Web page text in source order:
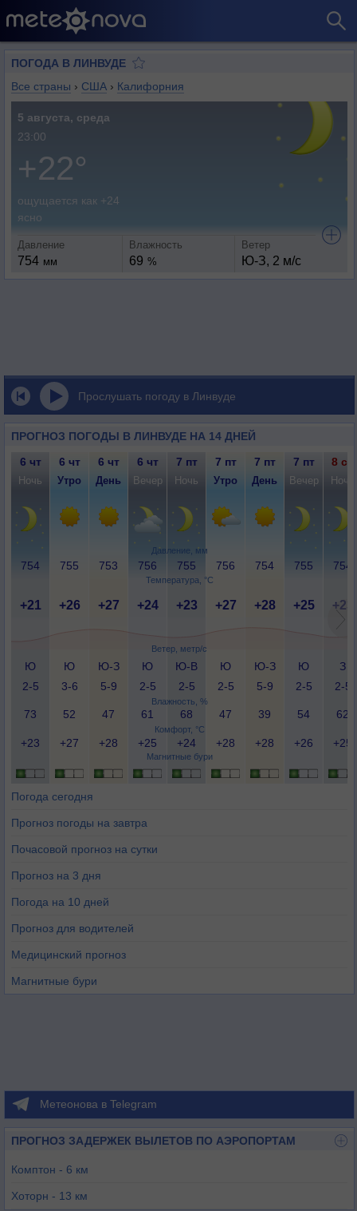
ПОГОДА В ЛИНВУДЕ
Все страны › США › Калифорния
5 августа, среда
23:00
+22°
ощущается как +24
ясно
Давление
754 мм
Влажность
69 %
Ветер
Ю-З, 2 м/с
Прослушать погоду в Линвуде
ПРОГНОЗ ПОГОДЫ В ЛИНВУДЕ НА 14 ДНЕЙ
Давление, мм
Температура, °C
Ветер, метр/с
Влажность, %
Комфорт, °C
Магнитные бури
6 чт 6 чт 6 чт 6 чт 7 пт 7 пт 7 пт 7 пт 8 сб
Ночь Утро День Вечер Ночь Утро День Вечер Ночь
754 755 753 756 755 756 754 755 754
+21 +26 +27 +24 +23 +27 +28 +25 +23
Ю
2-5
Ю
3-6
Ю-З
5-9
Ю
2-5
Ю-В
2-5
Ю
2-5
Ю-З
5-9
Ю
2-5
З
2-5
73 52 47 61 68 47 39 54 62
+23 +27 +28 +25 +24 +28 +28 +26 +25
Погода сегодня
Прогноз погоды на завтра
Почасовой прогноз на сутки
Прогноз на 3 дня
Погода на 10 дней
Прогноз для водителей
Медицинский прогноз
Магнитные бури
Метеонова в Telegram
ПРОГНОЗ ЗАДЕРЖЕК ВЫЛЕТОВ ПО АЭРОПОРТАМ
Комптон - 6 км
Хоторн - 13 км